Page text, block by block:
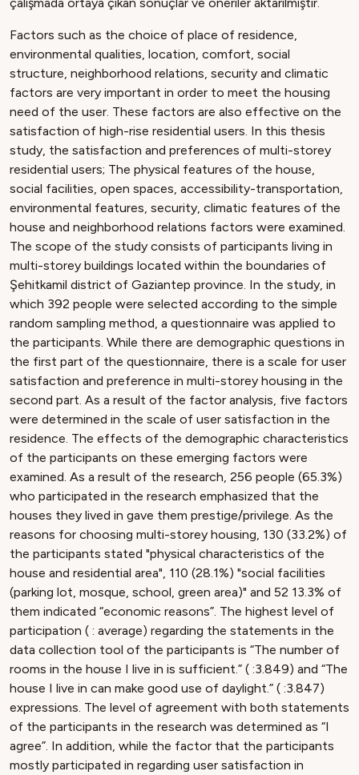
Factors such as the choice of place of residence,
environmental qualities, location, comfort, social
structure, neighborhood relations, security and climatic
factors are very important in order to meet the housing
need of the user. These factors are also effective on the
satisfaction of high-rise residential users. In this thesis
study, the satisfaction and preferences of multi-storey
residential users; The physical features of the house,
social facilities, open spaces, accessibility-transportation,
environmental features, security, climatic features of the
house and neighborhood relations factors were examined.
The scope of the study consists of participants living in
multi-storey buildings located within the boundaries of
Şehitkamil district of Gaziantep province. In the study, in
which 392 people were selected according to the simple
random sampling method, a questionnaire was applied to
the participants. While there are demographic questions in
the first part of the questionnaire, there is a scale for user
satisfaction and preference in multi-storey housing in the
second part. As a result of the factor analysis, five factors
were determined in the scale of user satisfaction in the
residence. The effects of the demographic characteristics
of the participants on these emerging factors were
examined. As a result of the research, 256 people (65.3%)
who participated in the research emphasized that the
houses they lived in gave them prestige/privilege. As the
reasons for choosing multi-storey housing, 130 (33.2%) of
the participants stated "physical characteristics of the
house and residential area", 110 (28.1%) "social facilities
(parking lot, mosque, school, green area)" and 52 13.3% of
them indicated “economic reasons”. The highest level of
participation ( : average) regarding the statements in the
data collection tool of the participants is “The number of
rooms in the house I live in is sufficient.” ( :3.849) and “The
house I live in can make good use of daylight.” ( :3.847)
expressions. The level of agreement with both statements
of the participants in the research was determined as “I
agree”. In addition, while the factor that the participants
mostly participated in regarding user satisfaction in